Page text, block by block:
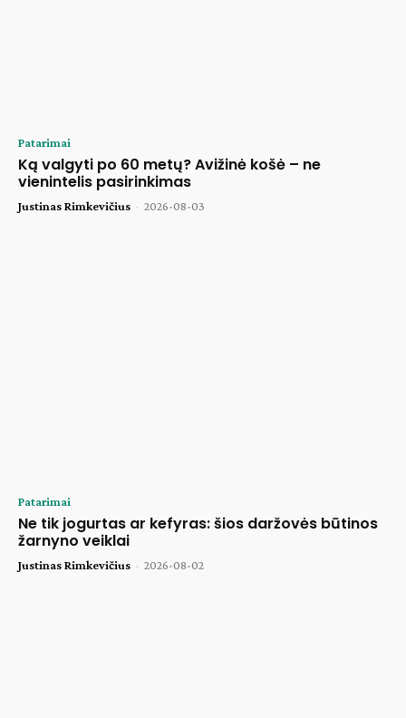
Patarimai
Ką valgyti po 60 metų? Avižinė košė – ne
vienintelis pasirinkimas
Justinas Rimkevičius - 2026-08-03
Patarimai
Ne tik jogurtas ar kefyras: šios daržovės būtinos
žarnyno veiklai
Justinas Rimkevičius - 2026-08-02